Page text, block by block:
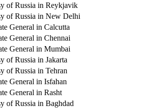
of Russia in Reykjavik
of Russia in New Delhi
General in Calcutta
General in Chennai
General in Mumbai
of Russia in Jakarta
of Russia in Tehran
General in Isfahan
General in Rasht
of Russia in Baghdad